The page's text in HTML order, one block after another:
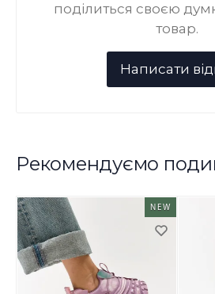
поділиться своєю
товар.
Рекомендуємо
NEW